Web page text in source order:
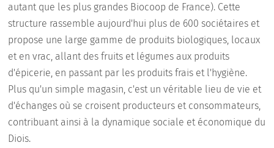
autant que les plus grandes Biocoop de France). Cette
structure rassemble aujourd'hui plus de 600 sociétaires et
propose une large gamme de produits biologiques, locaux
et en vrac, allant des fruits et légumes aux produits
d'épicerie, en passant par les produits frais et l'hygiène.
Plus qu'un simple magasin, c'est un véritable lieu de vie et
d'échanges où se croisent producteurs et consommateurs,
contribuant ainsi à la dynamique sociale et économique du
Diois.